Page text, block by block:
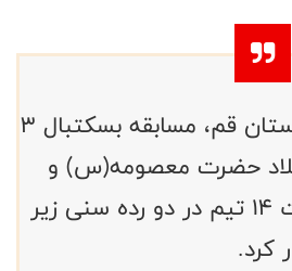
هیات بسکتبال استان قم، مسابقه بسکتبال ۳
حضرت معصومه(س) و
روز دختر با شرکت ۱۴ تیم در دو رده سنی زیر